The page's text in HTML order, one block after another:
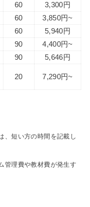
60
3,300円
60
3,850円~
60
5,940円
90
4,400円~
90
5,646円
20 7,290円~
、短い方の時間を記載し
管理費や教材費が発生す